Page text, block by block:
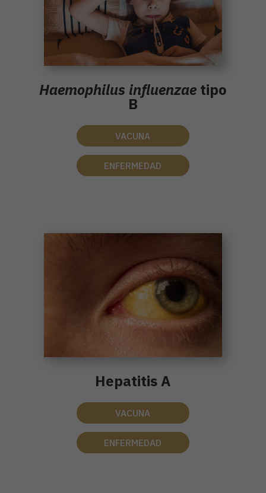
Haemophilus influenzaetipo
B
VACUNA
ENFERMEDAD
Hepatitis A
VACUNA
ENFERMEDAD